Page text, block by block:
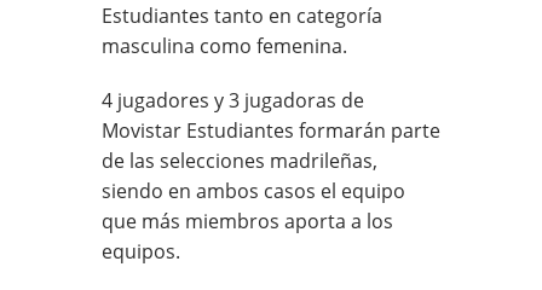
Estudiantes tanto en categoría
masculina como femenina.
4 jugadores y 3 jugadoras de
Movistar Estudiantes formarán parte
de las selecciones madrileñas,
siendo en ambos casos el equipo
que más miembros aporta a los
equipos.